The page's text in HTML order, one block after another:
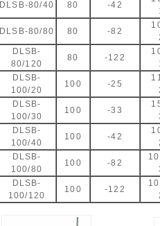
DLSB-80/40 80 -42
DLSB-80/80 80 -82
DLSB-
80/120
80 -122
DLSB-
100/20
100 -25
DLSB-
100/30
100 -33
DLSB-
100/40
100 -42
DLSB-
100/80
100 -82
DLSB-
100/120
100 -122